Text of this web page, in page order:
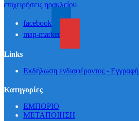
facebook
map-marker
Links
Εκδήλωση ενδιαφέροντος - Εγγραφή
Κατηγορίες
ΕΜΠΟΡΙΟ
ΜΕΤΑΠΟΙΗΣΗ